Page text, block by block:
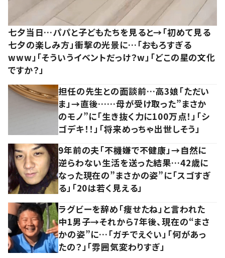
七夕当日…パパと子どもたちを見ると→「初めて見る
七夕の楽しみ方」衝撃の光景に…「おもろすぎる
www」「そういうイベントだっけ？w」「どこの星の文化
ですか？」
担任の先生との面談前…高3娘「ただい
ま」→直後……母が受け取った”まさか
のモノ”に「生き抜く力に100万点！」「シ
ゴデキ！！」「将来めっちゃ出世しそう」
9年前の夫「不機嫌で不健康」→自然に
逆らわない生活を送った結果…42歳に
なった現在の”まさかの姿”に「スゴすぎ
る」「20は若く見える」
ラグビーを辞め「痩せたね」と言われた
中1男子→それから7年後、現在の“まさ
かの姿”に…「ガチでえぐい」「何があっ
たの？」「雰囲気変わりすぎ」